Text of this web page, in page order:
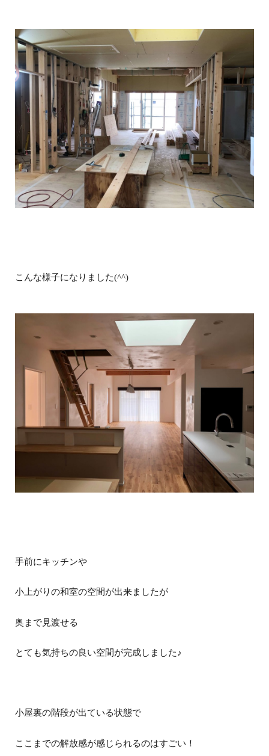
こんな様子になりました(^^)
手前にキッチンや
小上がりの和室の空間が出来ましたが
奥まで見渡せる
とても気持ちの良い空間が完成しました♪
小屋裏の階段が出ている状態で
ここまでの解放感が感じられるのはすごい！